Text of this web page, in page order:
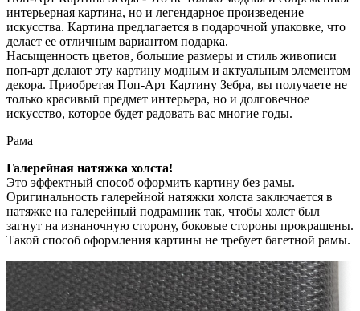
интерьерная картина, но и легендарное произведение
искусства. Картина предлагается в подарочной упаковке, что
делает ее отличным вариантом подарка.
Насыщенность цветов, большие размеры и стиль живописи
поп-арт делают эту картину модным и актуальным элементом
декора. Приобретая Поп-Арт Картину Зебра, вы получаете не
только красивый предмет интерьера, но и долговечное
искусство, которое будет радовать вас многие годы.
Рама
Галерейная натяжка холста!
Это эффектный способ оформить картину без рамы.
Оригинальность галерейной натяжки холста заключается в
натяжке на галерейный подрамник так, чтобы холст был
загнут на изнаночную сторону, боковые стороны прокрашены.
Такой способ оформления картины не требует багетной рамы.